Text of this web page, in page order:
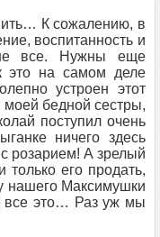
К сожалению, в
воспитанность и
все. Нужны еще
это на самом деле
устроен этот
бедной сестры,
поступил очень
ничего здесь
розарием! А зрелый
его продать,
нашего Максимушки
все это… Раз уж мы